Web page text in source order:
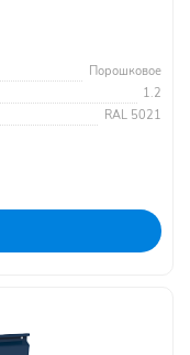
Порошковое
1.2
RAL 5021